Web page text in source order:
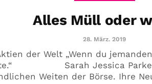
Alles Müll oder
28. März. 2019
der Welt „Wenn du
Sarah Jessica Parker
Weiten der Börse. Ihre